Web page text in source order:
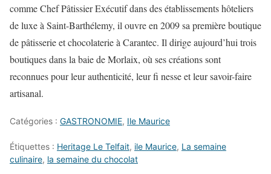
comme Chef Pâtissier Exécutif dans des établissements hôteliers
de luxe à Saint-Barthélemy, il ouvre en 2009 sa première boutique
de pâtisserie et chocolaterie à Carantec. Il dirige aujourd’hui trois
boutiques dans la baie de Morlaix, où ses créations sont
reconnues pour leur authenticité, leur fi nesse et leur savoir-faire
artisanal.
Catégories : GASTRONOMIE, Ile Maurice
Étiquettes : Heritage Le Telfait, ile Maurice, La semaine
culinaire, la semaine du chocolat